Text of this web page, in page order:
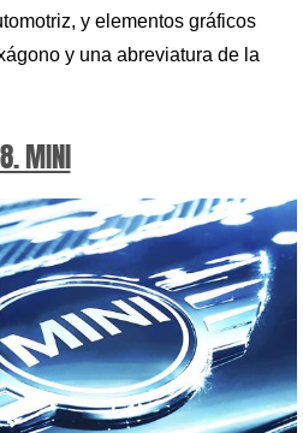
y elementos gráficos
y una abreviatura de la
8. MINI